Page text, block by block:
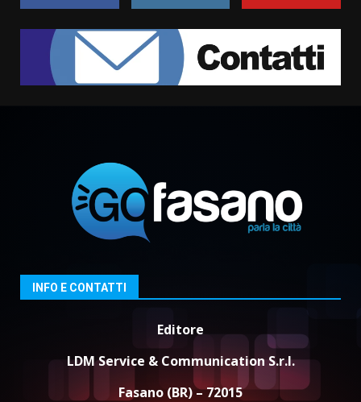
1
Serie D, l’Us Fasano non molla e
conferma di voler ricorrere per
ottenere l’iscrizione
8 Agosto 2026 19:55
Savelletri
8 Agosto 2026 11:00
3
Savelletri in festa, domani sera
grande spettacolo con Uccio De
Politiche Giovanili e Mobilità
Sostenibile: premiati gli studenti
universitari del bando “La strada
8 Agosto 2026 07:15
INFO E CONTATTI
Editore
LDM Service & Communication S.r.l.
Fasano (BR) – 72015